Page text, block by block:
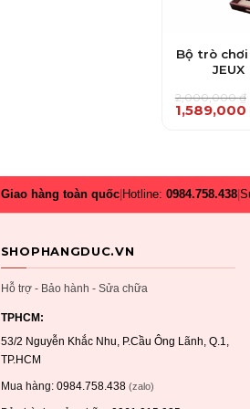
Bộ trò chơi
JEUX
2,000,000₫
Giá
gốc
1,589,000
Giá
hiện
Giao hàng toàn quốc| Hotline: 0984.758.438|
SHOPHANGDUC.VN
Hỗ trợ - Bảo hành - Sửa chữa
TPHCM:
53/2 Nguyễn Khắc Nhu, P.Cầu Ông Lãnh, Q.1,
TP.HCM
Mua hàng: 0984.758.438 (zalo)